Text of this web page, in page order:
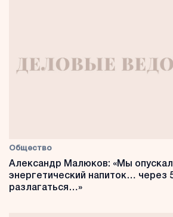
Общество
Александр Малюков: «Мы
энергетический напиток… через
разлагаться…»